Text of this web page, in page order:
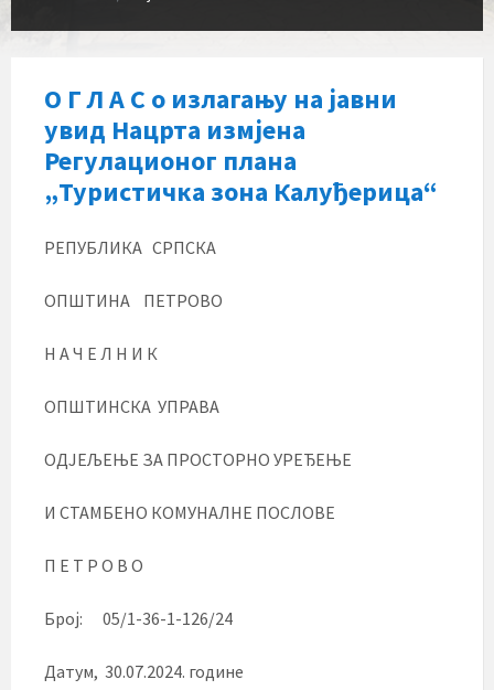
О Г Л А С о излагању на јавни
увид Нацрта измјена
Регулационог плана
„Туристичка зона Калуђерица“
РЕПУБЛИКА СРПСКА
ОПШТИНА ПЕТРОВО
Н А Ч Е Л Н И К
ОПШТИНСКА УПРАВА
ОДЈЕЉЕЊЕ ЗА ПРОСТОРНО УРЕЂЕЊЕ
И СТАМБЕНО КОМУНАЛНЕ ПОСЛОВЕ
П Е Т Р О В О
Број: 05/1-36-1-126/24
Датум, 30.07.2024. године